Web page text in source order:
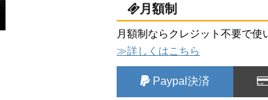
月額制
月額制ならクレジット不要で使
≫詳しくはこちら
Paypal決済